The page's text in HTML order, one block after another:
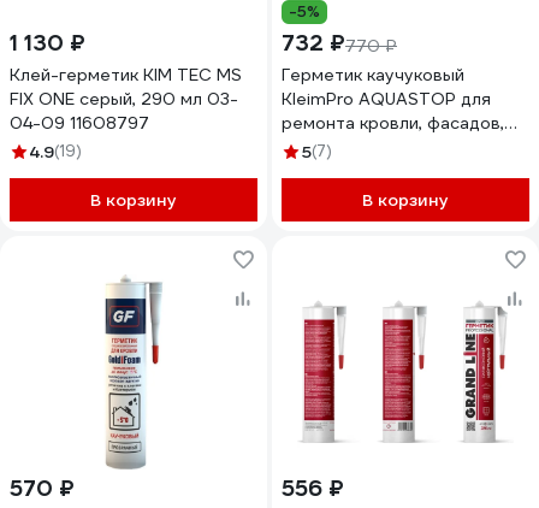
1 130 ₽
Клей-герметик KIM TEC MS
FIX ONE серый, 290 мл 03-
04-09 11608797
4.9(19)
В корзину
-5%
732 ₽770 ₽
Герметик каучуковый
KleimPro AQUASTOP для
ремонта кровли, фасадов,
водостоков 5092
5(7)
В корзину
570 ₽ 556 ₽